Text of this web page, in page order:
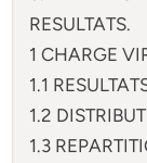
RESULTATS.
1 CHARGE
1.1
1.2
1.3